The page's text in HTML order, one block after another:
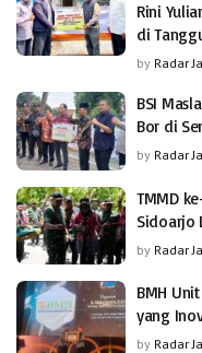
Rini
di
by Radar
BSI
Bor di
by Radar
TMMD
Sidoarjo
by Radar
BMH
yang
by Radar